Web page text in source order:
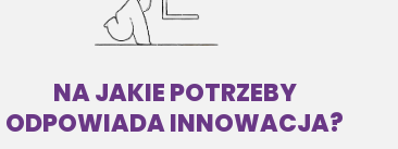
NA JAKIE POTRZEBY
ODPOWIADA INNOWACJA?